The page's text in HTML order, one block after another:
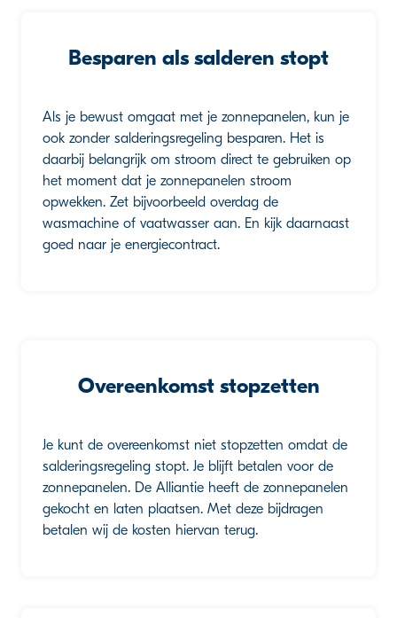
Besparen als salderen stopt
Als je bewust omgaat met je zonnepanelen, kun je
ook zonder salderingsregeling besparen. Het is
daarbij belangrijk om stroom direct te gebruiken op
het moment dat je zonnepanelen stroom
opwekken. Zet bijvoorbeeld overdag de
wasmachine of vaatwasser aan. En kijk daarnaast
goed naar je energiecontract.
Overeenkomst stopzetten
Je kunt de overeenkomst niet stopzetten omdat de
salderingsregeling stopt. Je blijft betalen voor de
zonnepanelen. De Alliantie heeft de zonnepanelen
gekocht en laten plaatsen. Met deze bijdragen
betalen wij de kosten hiervan terug.